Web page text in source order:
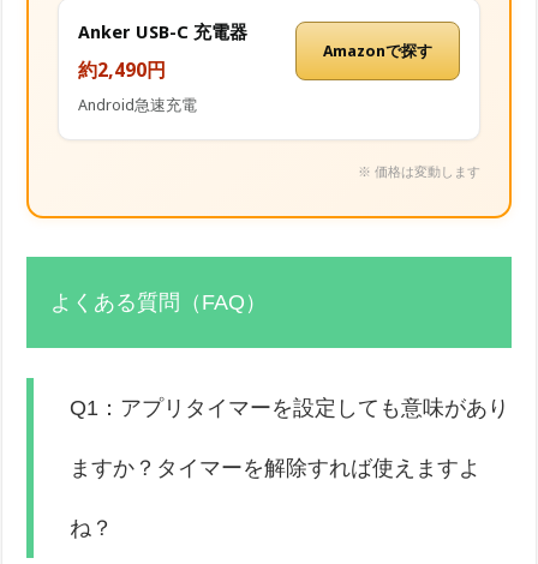
Anker USB-C 充電器
約2,490円
Android急速充電
Amazonで探す
※ 価格は変動します
よくある質問（FAQ）
Q1：アプリタイマーを設定しても意味があり
ますか？タイマーを解除すれば使えますよ
ね？